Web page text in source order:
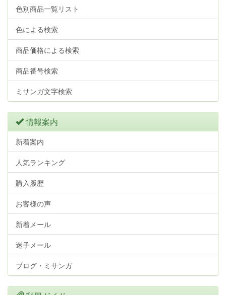
色別商品一覧リスト
色による検索
商品価格による検索
商品番号検索
ミサンガ文字検索
情報案内
新着案内
人気ランキング
購入履歴
お客様の声
新着メール
迷子メール
ブログ・ミサンガ